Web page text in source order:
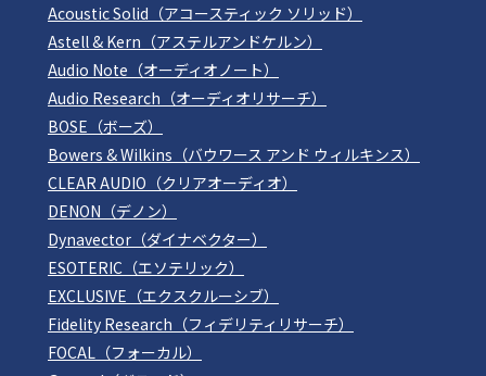
Acoustic Solid（アコースティック ソリッド）
Astell & Kern（アステルアンドケルン）
Audio Note（オーディオノート）
Audio Research（オーディオリサーチ）
BOSE（ボーズ）
Bowers & Wilkins（バウワース アンド ウィルキンス）
CLEAR AUDIO（クリアオーディオ）
DENON（デノン）
Dynavector（ダイナベクター）
ESOTERIC（エソテリック）
EXCLUSIVE（エクスクルーシブ）
Fidelity Research（フィデリティリサーチ）
FOCAL（フォーカル）